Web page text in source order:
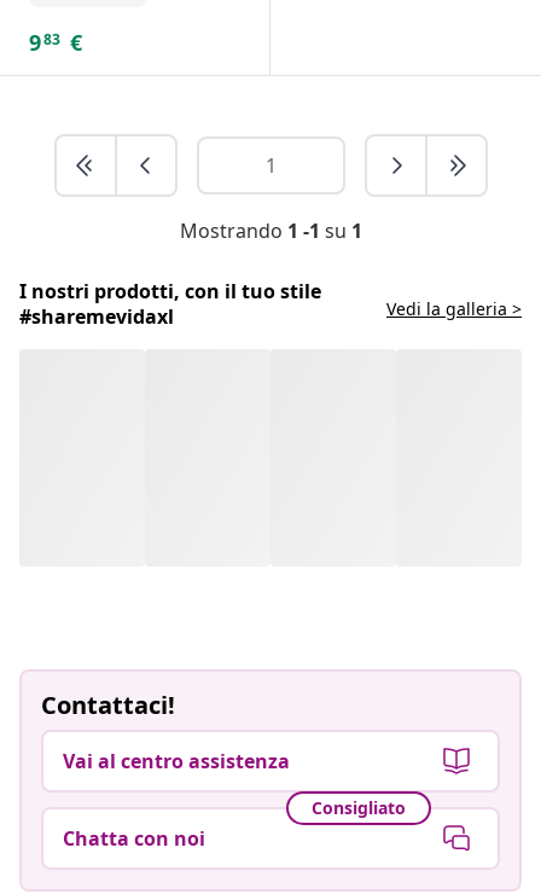
983 €
Mostrando 1 -1 su 1
I nostri prodotti, con il tuo stile
#sharemevidaxl
Vedi la galleria >
Contattaci!
Vai al centro assistenza
Consigliato
Chatta con noi